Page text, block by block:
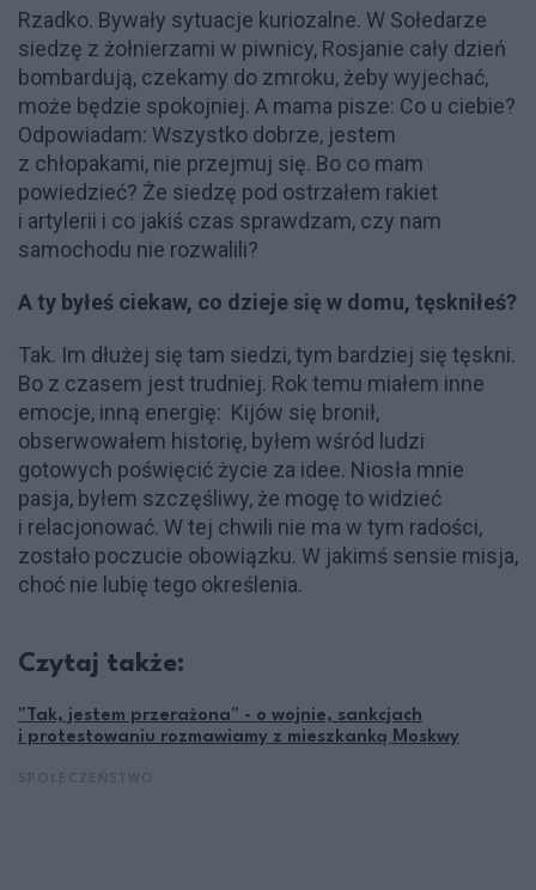
Rzadko. Bywały sytuacje kuriozalne. W Sołedarze
siedzę z żołnierzami w piwnicy, Rosjanie cały dzień
bombardują, czekamy do zmroku, żeby wyjechać,
może będzie spokojniej. A mama pisze: Co u ciebie?
Odpowiadam: Wszystko dobrze, jestem
z chłopakami, nie przejmuj się. Bo co mam
powiedzieć? Że siedzę pod ostrzałem rakiet
i artylerii i co jakiś czas sprawdzam, czy nam
samochodu nie rozwalili?
A ty byłeś ciekaw, co dzieje się w domu, tęskniłeś?
Tak. Im dłużej się tam siedzi, tym bardziej się tęskni.
Bo z czasem jest trudniej. Rok temu miałem inne
emocje, inną energię: Kijów się bronił,
obserwowałem historię, byłem wśród ludzi
gotowych poświęcić życie za idee. Niosła mnie
pasja, byłem szczęśliwy, że mogę to widzieć
i relacjonować. W tej chwili nie ma w tym radości,
zostało poczucie obowiązku. W jakimś sensie misja,
choć nie lubię tego określenia.
Czytaj także:
"Tak, jestem przerażona" - o wojnie, sankcjach
i protestowaniu rozmawiamy z mieszkanką Moskwy